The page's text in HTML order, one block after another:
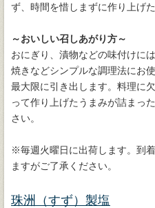
ず、時間を惜しまずに作り上げた
～おいしい召しあがり方～
おにぎり、漬物などの味付けに
焼きなどシンプルな調理法にお
最大限に引き出します。料理に
って作り上げたうまみが詰まっ
さい。
※毎週火曜日に出荷します。到
ますがご了承ください。
珠洲（すず）製塩